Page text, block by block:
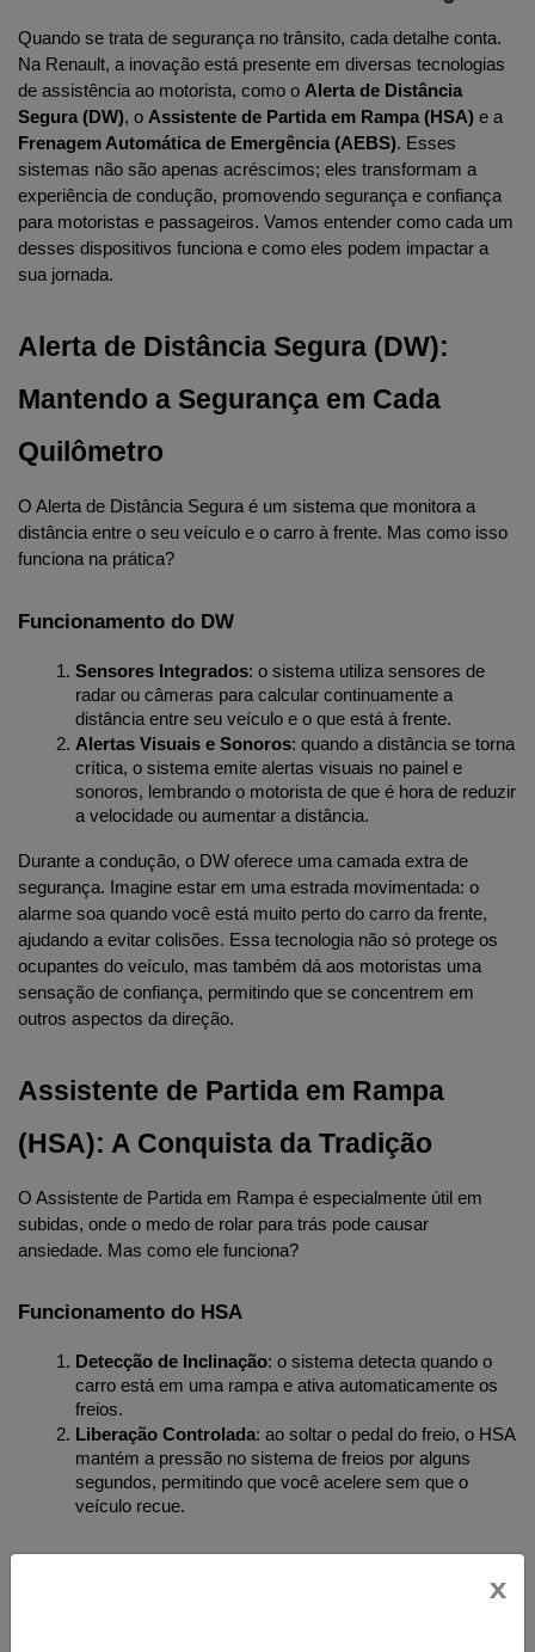
Quando se trata de segurança no trânsito, cada detalhe conta.
Na Renault, a inovação está presente em diversas tecnologias
de assistência ao motorista, como o Alerta de Distância
Segura (DW), o Assistente de Partida em Rampa (HSA)
Frenagem Automática de Emergência (AEBS). Esses
sistemas não são apenas acréscimos; eles transformam a
experiência de condução, promovendo segurança e confiança
para motoristas e passageiros. Vamos entender como cada um
desses dispositivos funciona e como eles podem impactar a
sua jornada.
Alerta de Distância Segura (DW):
Mantendo a Segurança em Cada
Quilômetro
O Alerta de Distância Segura é um sistema que monitora a
distância entre o seu veículo e o carro à frente. Mas como isso
funciona na prática?
Funcionamento do DW
Sensores Integrados: o sistema utiliza sensores de
radar ou câmeras para calcular continuamente a
distância entre seu veículo e o que está à frente.
Alertas Visuais e Sonoros: quando a distância se torna
crítica, o sistema emite alertas visuais no painel e
sonoros, lembrando o motorista de que é hora de reduzir
a velocidade ou aumentar a distância.
Durante a condução, o DW oferece uma camada extra de
segurança. Imagine estar em uma estrada movimentada: o
alarme soa quando você está muito perto do carro da frente,
ajudando a evitar colisões. Essa tecnologia não só protege os
ocupantes do veículo, mas também dá aos motoristas uma
sensação de confiança, permitindo que se concentrem em
outros aspectos da direção.
Assistente de Partida em Rampa
(HSA): A Conquista da Tradição
O Assistente de Partida em Rampa é especialmente útil em
subidas, onde o medo de rolar para trás pode causar
ansiedade. Mas como ele funciona?
Funcionamento do HSA
Detecção de Inclinação: o sistema detecta quando o
carro está em uma rampa e ativa automaticamente os
freios.
Liberação Controlada: ao soltar o pedal do freio, o HSA
mantém a pressão no sistema de freios por alguns
segundos, permitindo que você acelere sem que o
veículo recue.
x